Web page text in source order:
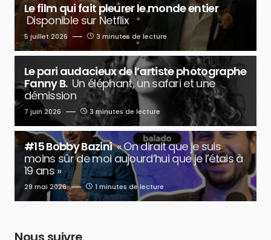
Le film qui fait pleurer le monde entier
Disponible sur Netflix
5 juillet 2026 3 minutes de lecture
Le pari audacieux de l’artiste photographe
Fanny B. Un éléphant, un safari et une
démission
7 juin 2026 3 minutes de lecture
#15 Bobby Bazini « On dirait que je suis
moins sûr de moi aujourd’hui que je l’étais à
19 ans »
29 mai 2026 1 minutes de lecture